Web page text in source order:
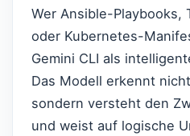
Wer Ansible-Playbooks,
oder Kubernetes-
Gemini CLI als
Das Modell erkennt
sondern versteht den
und weist auf logische